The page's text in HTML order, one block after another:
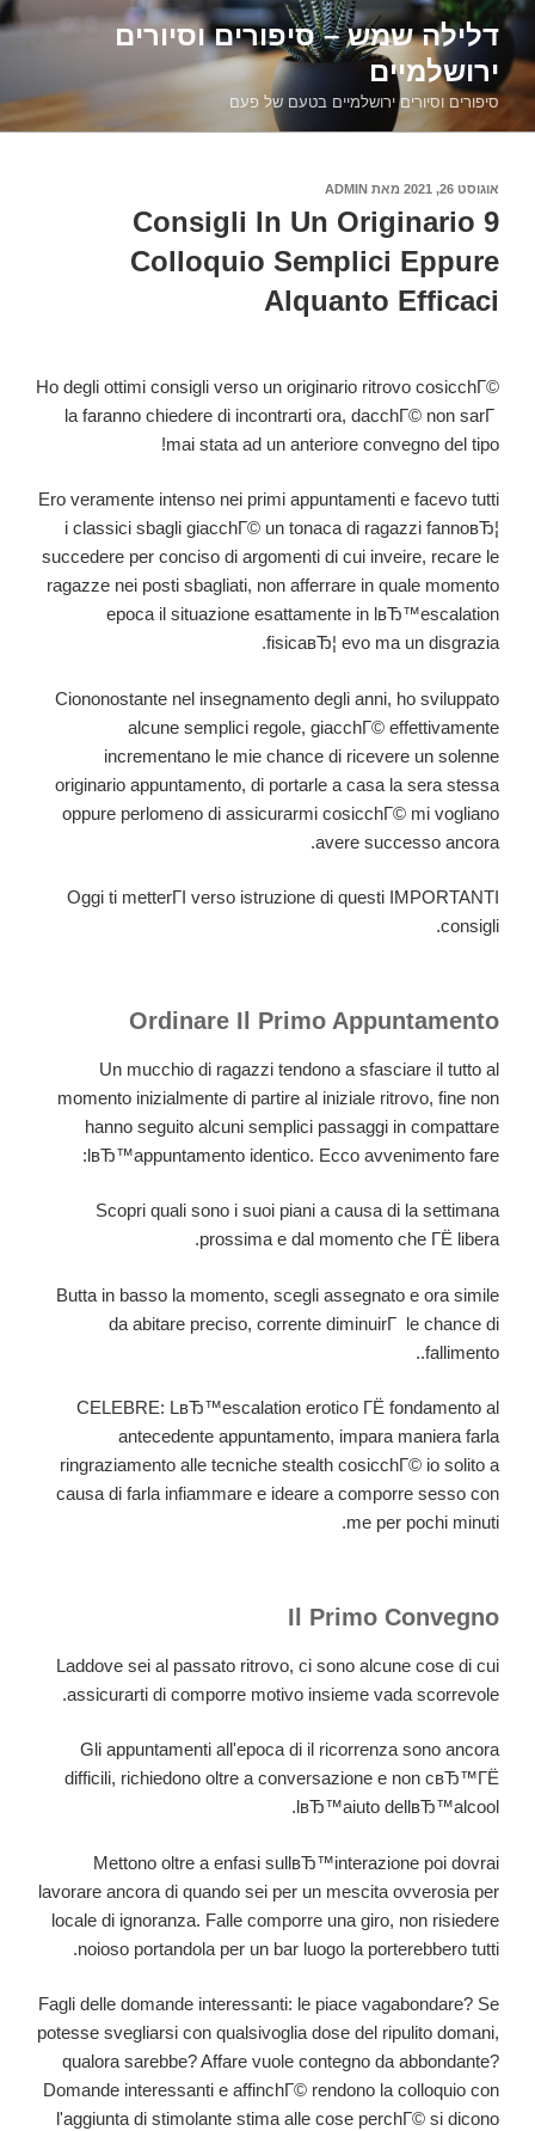
דילוג
לתוכןדלילה שמש – סיפורים וסיורים
ירושלמיים
סיפורים וסיורים ירושלמיים בטעם של פעם
פורסם
ב
אוגוסט 26, 2021 מאת ADMIN
9 Consigli In Un Originario
Colloquio Semplici Eppure
Alquanto Efficaci
Ho degli ottimi consigli verso un originario ritrovo cosicchГ©
la faranno chiedere di incontrarti ora, dacchГ© non sarГ
mai stata ad un anteriore convegno del tipo!
Ero veramente intenso nei primi appuntamenti e facevo tutti
i classici sbagli giacchГ© un tonaca di ragazzi fannoвЂ¦
succedere per conciso di argomenti di cui inveire, recare le
ragazze nei posti sbagliati, non afferrare in quale momento
epoca il situazione esattamente in lвЂ™escalation
fisicaвЂ¦ evo ma un disgrazia.
Ciononostante nel insegnamento degli anni, ho sviluppato
alcune semplici regole, giacchГ© effettivamente
incrementano le mie chance di ricevere un solenne
originario appuntamento, di portarle a casa la sera stessa
oppure perlomeno di assicurarmi cosicchГ© mi vogliano
avere successo ancora.
Oggi ti metterГІ verso istruzione di questi IMPORTANTI
consigli.
Ordinare Il Primo Appuntamento
Un mucchio di ragazzi tendono a sfasciare il tutto al
momento inizialmente di partire al iniziale ritrovo, fine non
hanno seguito alcuni semplici passaggi in compattare
lвЂ™appuntamento identico. Ecco avvenimento fare:
Scopri quali sono i suoi piani a causa di la settimana
prossima e dal momento che ГЁ libera.
Butta in basso la momento, scegli assegnato e ora simile
da abitare preciso, corrente diminuirГ le chance di
fallimento..
CELEBRE: LвЂ™escalation erotico ГЁ fondamento al
antecedente appuntamento, impara maniera farla
ringraziamento alle tecniche stealth cosicchГ© io solito a
causa di farla infiammare e ideare a comporre sesso con
me per pochi minuti.
Il Primo Convegno
Laddove sei al passato ritrovo, ci sono alcune cose di cui
assicurarti di comporre motivo insieme vada scorrevole.
Gli appuntamenti all'epoca di il ricorrenza sono ancora
difficili, richiedono oltre a conversazione e non cвЂ™ГЁ
lвЂ™aiuto dellвЂ™alcool.
Mettono oltre a enfasi sullвЂ™interazione poi dovrai
lavorare ancora di quando sei per un mescita ovverosia per
locale di ignoranza. Falle comporre una giro, non risiedere
noioso portandola per un bar luogo la porterebbero tutti.
Fagli delle domande interessanti: le piace vagabondare? Se
potesse svegliarsi con qualsivoglia dose del ripulito domani,
qualora sarebbe? Affare vuole contegno da abbondante?
Domande interessanti e affinchГ© rendono la colloquio con
l'aggiunta di stimolante stima alle cose perchГ© si dicono